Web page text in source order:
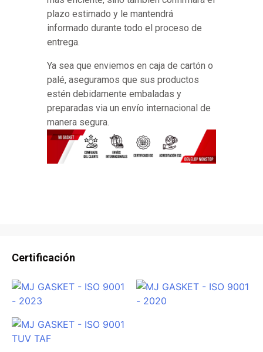
plazo estimado y le mantendrá
informado durante todo el proceso de
entrega.
Ya sea que enviemos en caja de cartón o
palé, aseguramos que sus productos
estén debidamente embaladas y
preparadas via un envío internacional de
manera segura.
Certificación